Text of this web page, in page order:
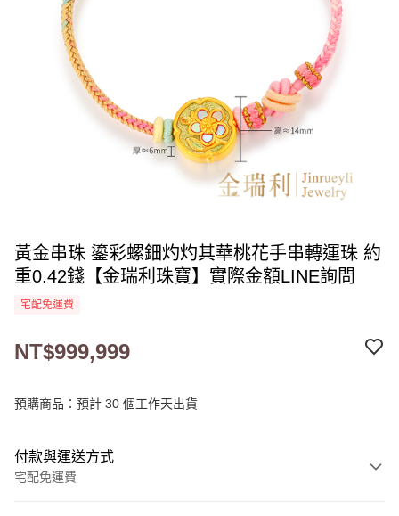
黃金串珠 鎏彩螺鈿灼灼其華桃花手串轉運珠 約
重0.42錢【金瑞利珠寶】實際金額LINE詢問
宅配免運費
NT$999,999
預購商品：預計 30 個工作天出貨
付款與運送方式
宅配免運費